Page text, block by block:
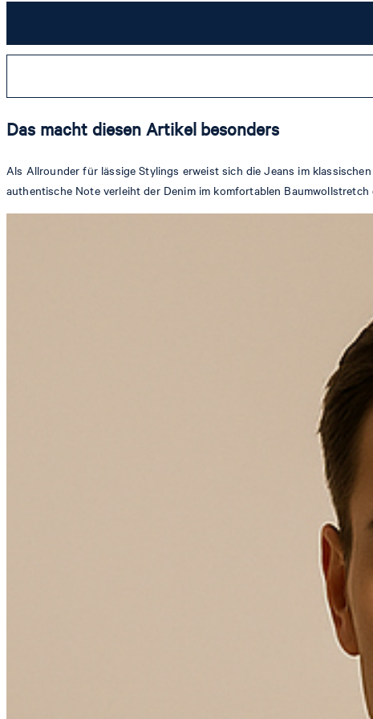
Das macht diesen Artikel besonders
Als Allrounder für lässige Stylings erweist sich die Jeans im
authentische Note verleiht der Denim im komfortablen